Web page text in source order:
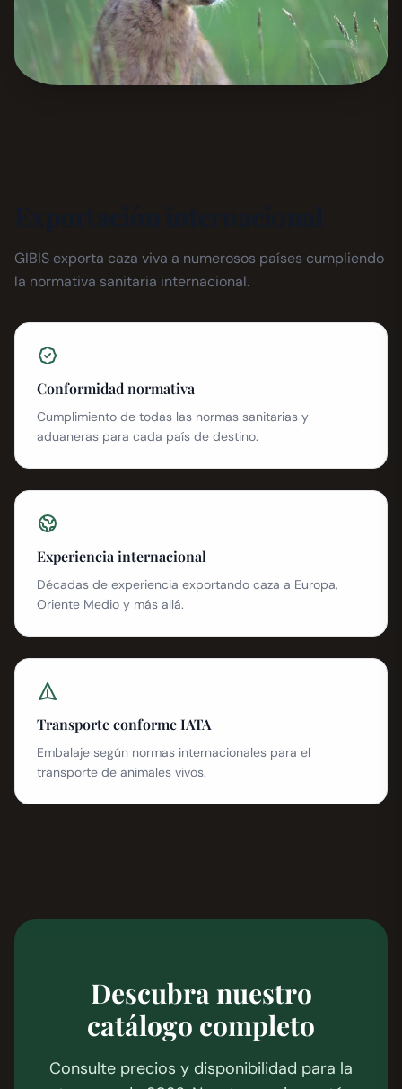
GIBIS exporta caza viva a numerosos países cumpliendo
la normativa sanitaria internacional.
Conformidad normativa
Cumplimiento de todas las normas sanitarias y
aduaneras para cada país de destino.
Experiencia internacional
Décadas de experiencia exportando caza a Europa,
Oriente Medio y más allá.
Transporte conforme IATA
Embalaje según normas internacionales para el
transporte de animales vivos.
Descubra nuestro
catálogo completo
Consulte precios y disponibilidad para la